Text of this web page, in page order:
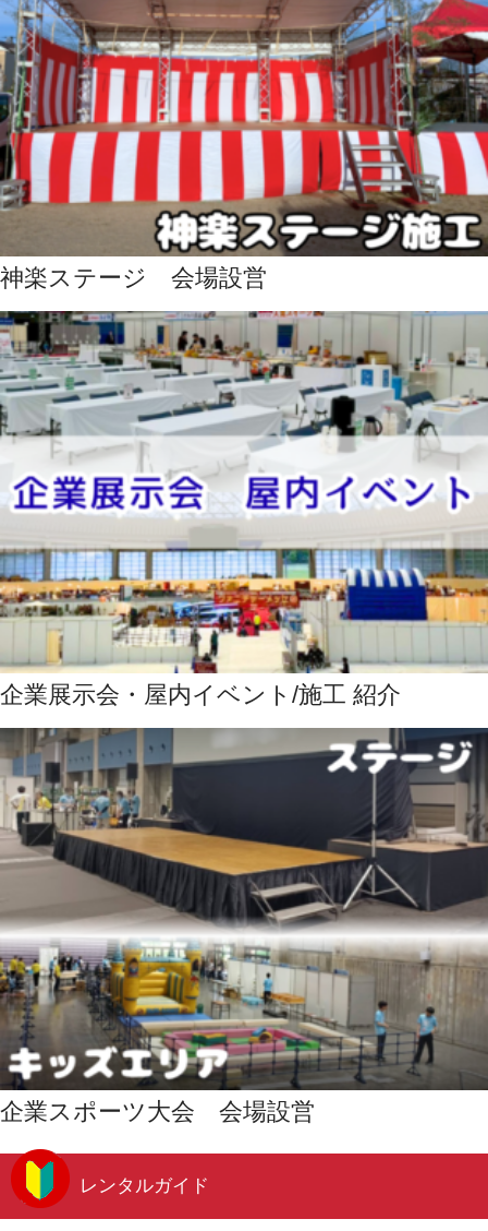
神楽ステージ 会場設営
企業展示会・屋内イベント/施工 紹介
企業スポーツ大会 会場設営
レンタルガイド